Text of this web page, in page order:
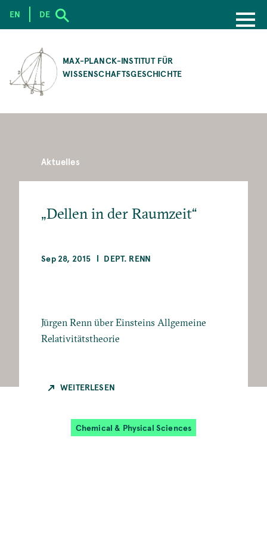
CONTENT
MAX-PLANCK-INSTITUT FÜR
WISSENSCHAFTSGESCHICHTE
EN DE
Aktuelles
„Dellen in der Raumzeit“
Sep 28, 2015 DEPT. RENN
Jürgen Renn über Einsteins Allgemeine
Relativitätstheorie
WEITERLESEN
Chemical & Physical Sciences